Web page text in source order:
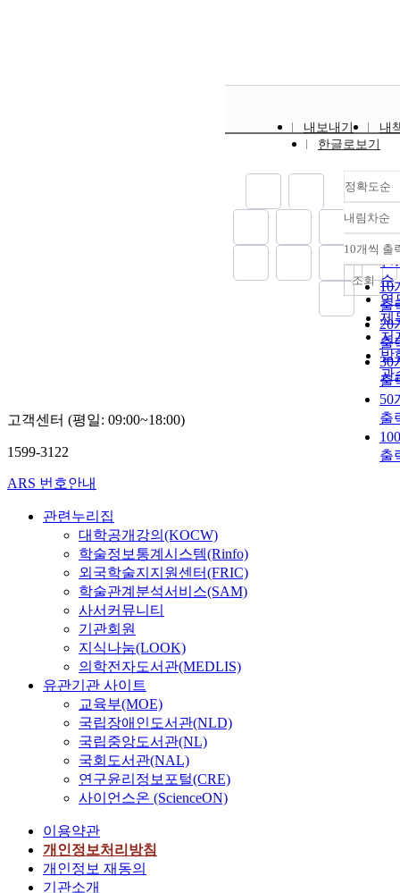
내보내기
내
한글로보기
정확도순
정
순
인
순
연
제
저
발
관
내림차순
내
10개씩 출
10
출
20
출
30
출
50
출
출
조회
고객센터 (평일: 09:00~18:00)
1599-3122
ARS 번호안내
관련누리집
대학공개강의(KOCW)
학술정보통계시스템(Rinfo)
외국학술지지원센터(FRIC)
학술관계분석서비스(SAM)
사서커뮤니티
기관회원
지식나눔(LOOK)
의학전자도서관(MEDLIS)
유관기관 사이트
교육부(MOE)
국립장애인도서관(NLD)
국립중앙도서관(NL)
국회도서관(NAL)
연구윤리정보포털(CRE)
사이언스온 (ScienceON)
이용약관
개인정보처리방침
개인정보 재동의
기관소개